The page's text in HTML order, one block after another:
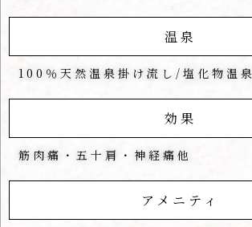
温泉
100％天然温泉掛け流し/塩化物温泉
効果
筋肉痛・五十肩・神経痛他
アメニティ